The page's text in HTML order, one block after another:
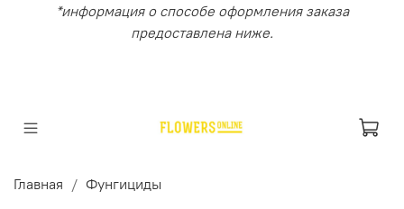
*информация о способе оформления заказа
предоставлена ниже.
Главная Фунгициды